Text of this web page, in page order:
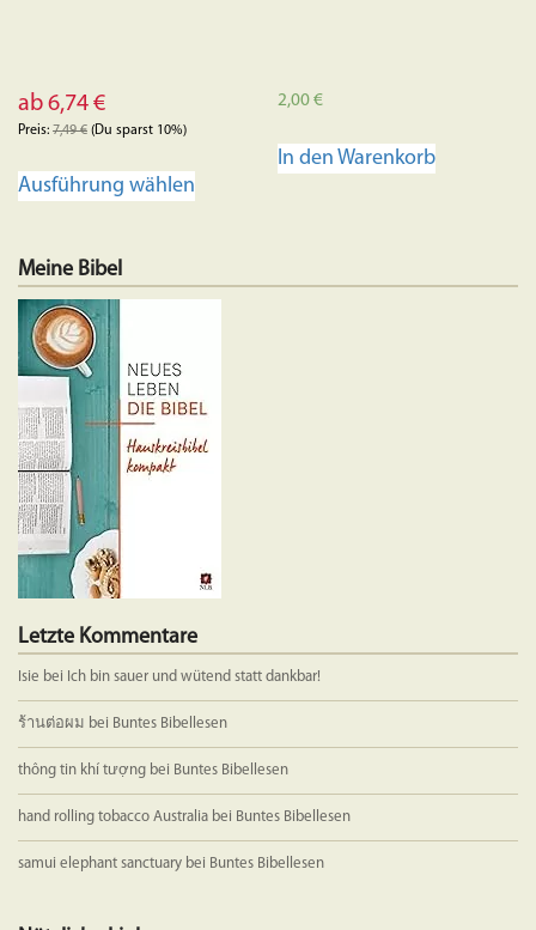
ab 6,74 €
Preis: 7,49€ (Du sparst 10%)
Ausführung wählen
Varianten
können
auf
2,00€
In den Warenkorb
Meine Bibel
Letzte Kommentare
Isie bei Ich bin sauer und wütend statt dankbar!
ร้านต่อผม bei Buntes Bibellesen
thông tin khí tượng bei Buntes Bibellesen
hand rolling tobacco Australia bei Buntes Bibellesen
samui elephant sanctuary bei Buntes Bibellesen